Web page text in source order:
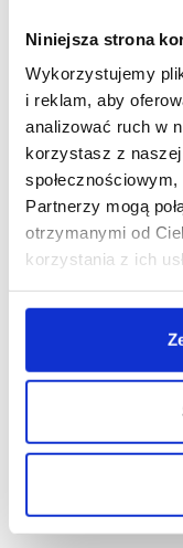
Niniejsza strona
Wykorzystujemy
i reklam, aby
analizować ruch w
korzystasz z
Partnerzy mogą
otrzymanymi od
korzystania z ich
29/04/2026
Ozorków